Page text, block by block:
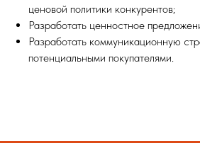
ценовой политики конкурентов;
Разработать ценностное
Разработать коммуникационную
потенциальными покупателями.